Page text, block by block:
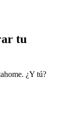
tu
¿Y tú?